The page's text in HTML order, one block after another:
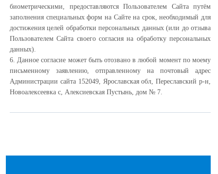
биометрическими, предоставляются Пользователем Сайта путём
заполнения специальных форм на Сайте на срок, необходимый для
достижения целей обработки персональных данных (или до отзыва
Пользователем Сайта своего согласия на обработку персональных
данных).
6. Данное согласие может быть отозвано в любой момент по моему
письменному заявлению, отправленному на почтовый адрес
Администрации сайта 152049, Ярославская обл, Переславский р-н,
Новоалексеевка с, Алексиевская Пустынь, дом № 7.